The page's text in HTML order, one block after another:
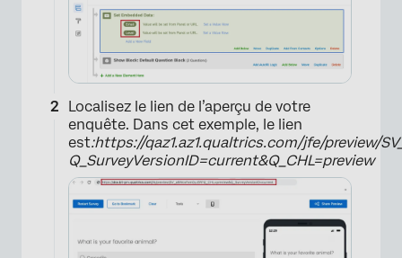
Localisez le lien de l’aperçu de votre
enquête. Dans cet exemple, le lien
est:https://qaz1.az1.qualtrics.com/jfe/preview/
Q_SurveyVersionID=current&Q_CHL=preview